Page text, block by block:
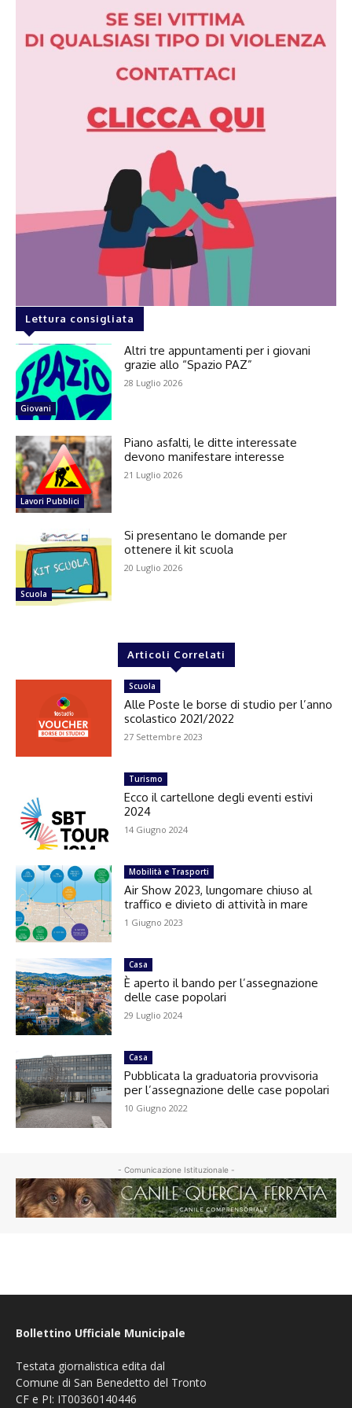
Lettura consigliata
Giovani
Altri tre appuntamenti per i giovani
grazie allo “Spazio PAZ”
28 Luglio 2026
Lavori Pubblici
Piano asfalti, le ditte interessate
devono manifestare interesse
21 Luglio 2026
Scuola
Si presentano le domande per
ottenere il kit scuola
20 Luglio 2026
Articoli Correlati
Scuola
Alle Poste le borse di studio per l’anno
scolastico 2021/2022
27 Settembre 2023
Turismo
Ecco il cartellone degli eventi estivi
2024
14 Giugno 2024
Mobilità e Trasporti
Air Show 2023, lungomare chiuso al
traffico e divieto di attività in mare
1 Giugno 2023
Casa
È aperto il bando per l’assegnazione
delle case popolari
29 Luglio 2024
Casa
Pubblicata la graduatoria provvisoria
per l’assegnazione delle case popolari
10 Giugno 2022
- Comunicazione Istituzionale -
Bollettino Ufficiale Municipale
Testata giornalistica edita dal
Comune di San Benedetto del Tronto
CF e PI: IT00360140446